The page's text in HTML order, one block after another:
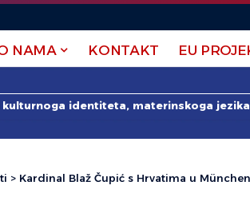
NAMA KONTAKT EU
identiteta, materinskoga
> Kardinal Blaž Čupić s Hrvatima u